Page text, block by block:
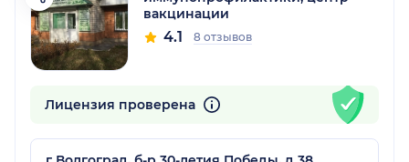
вакцинации
4.1 8 отзывов
Лицензия проверена